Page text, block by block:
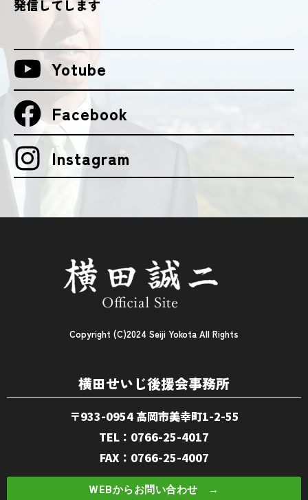
発信してします
Yotube
Facebook
Instagram
Copyright (C)2024 Seiji Yokota All Rights
横田せいじ後援会事務所
〒933-0954 高岡市美幸町1-2-55
TEL：0766-25-4017
FAX：0766-25-4007
WEBからお問い合わせ →